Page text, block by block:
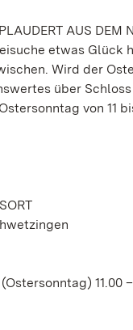
AUS DEM
etwas Glück
Wird der
über
von 11
11.00